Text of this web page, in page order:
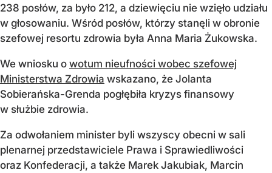
238 posłów, za było 212, a dziewięciu nie wzięło udziału
w głosowaniu. Wśród posłów, którzy stanęli w obronie
szefowej resortu zdrowia była Anna Maria Żukowska.
We wniosku o wotum nieufności wobec szefowej
Ministerstwa Zdrowia wskazano, że Jolanta
Sobierańska-Grenda pogłębiła kryzys finansowy
w służbie zdrowia.
Za odwołaniem minister byli wszyscy obecni w sali
plenarnej przedstawiciele Prawa i Sprawiedliwości
oraz Konfederacji, a także Marek Jakubiak, Marcin